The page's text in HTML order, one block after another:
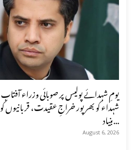
یومِ شہدائے پولیس پر صوبائی وزراء آفتاب
شہداء کو بھرپور خراجِ عقیدت، قربانیوں
بنیاد...
August 6, 2026